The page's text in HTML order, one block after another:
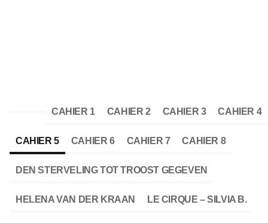
CAHIER 1 CAHIER 2 CAHIER 3 CAHIER 4
CAHIER 5 CAHIER 6 CAHIER 7 CAHIER 8
DEN STERVELING TOT TROOST GEGEVEN
HELENA VAN DER KRAAN LE CIRQUE – SILVIA B.